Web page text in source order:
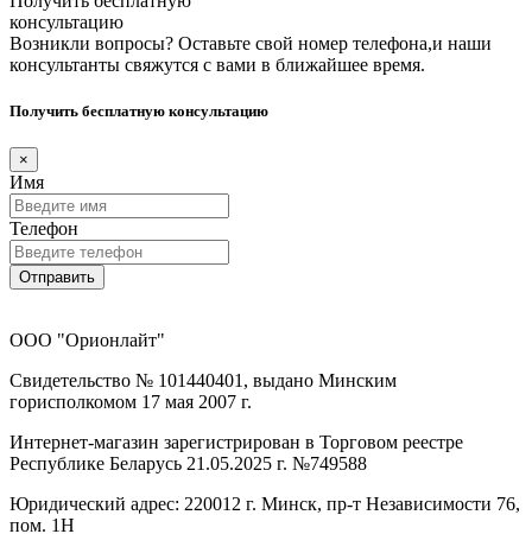
консультацию
Возникли вопросы? Оставьте свой номер телефона,и наши
консультанты свяжутся с вами в ближайшее время.
Получить бесплатную консультацию
×
Имя
Телефон
Отправить
ООО "Орионлайт"
Свидетельство № 101440401, выдано Минским
горисполкомом 17 мая 2007 г.
Интернет-магазин зарегистрирован в Торговом реестре
Республике Беларусь 21.05.2025 г. №749588
Юридический адрес: 220012 г. Минск, пр-т Независимости 76,
пом. 1Н